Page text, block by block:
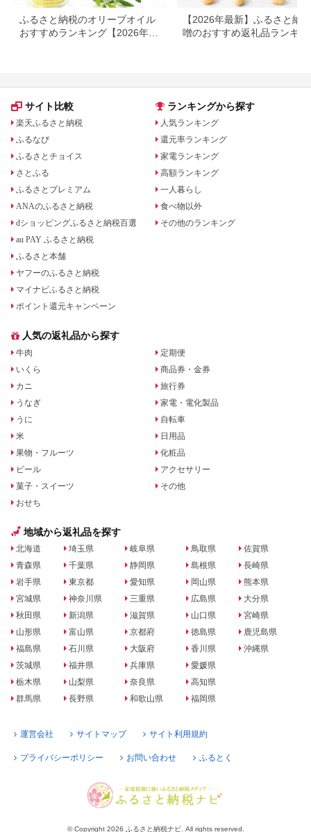
ふるさと納税のオリーブオイル
おすすめランキング【2026年最
【2026年最新】ふるさと納
噌のおすすめ返礼品ランキン
サイト比較
楽天ふるさと納税
ふるなび
ふるさとチョイス
さとふる
ふるさとプレミアム
ANAのふるさと納税
dショッピングふるさと納税百選
au PAY ふるさと納税
ふるさと本舗
ヤフーのふるさと納税
マイナビふるさと納税
ポイント還元キャンペーン
ランキングから探す
人気ランキング
還元率ランキング
家電ランキング
高額ランキング
一人暮らし
食べ物以外
その他のランキング
人気の返礼品から探す
牛肉
いくら
カニ
うなぎ
うに
米
果物・フルーツ
ビール
菓子・スイーツ
おせち
定期便
商品券・金券
旅行券
家電・電化製品
自転車
日用品
化粧品
アクセサリー
その他
地域から返礼品を探す
北海道
青森県
岩手県
宮城県
秋田県
山形県
福島県
茨城県
栃木県
群馬県
埼玉県
千葉県
東京都
神奈川県
新潟県
富山県
石川県
福井県
山梨県
長野県
岐阜県
静岡県
愛知県
三重県
滋賀県
京都府
大阪府
兵庫県
奈良県
和歌山県
鳥取県
島根県
岡山県
広島県
山口県
徳島県
香川県
愛媛県
高知県
福岡県
佐賀県
長崎県
熊本県
大分県
宮崎県
鹿児島県
沖縄県
運営会社 サイトマップ サイト利用規約
プライバシーポリシー お問い合わせ ふるとく
© Copyright 2026 ふるさと納税ナビ. All rights reserved.